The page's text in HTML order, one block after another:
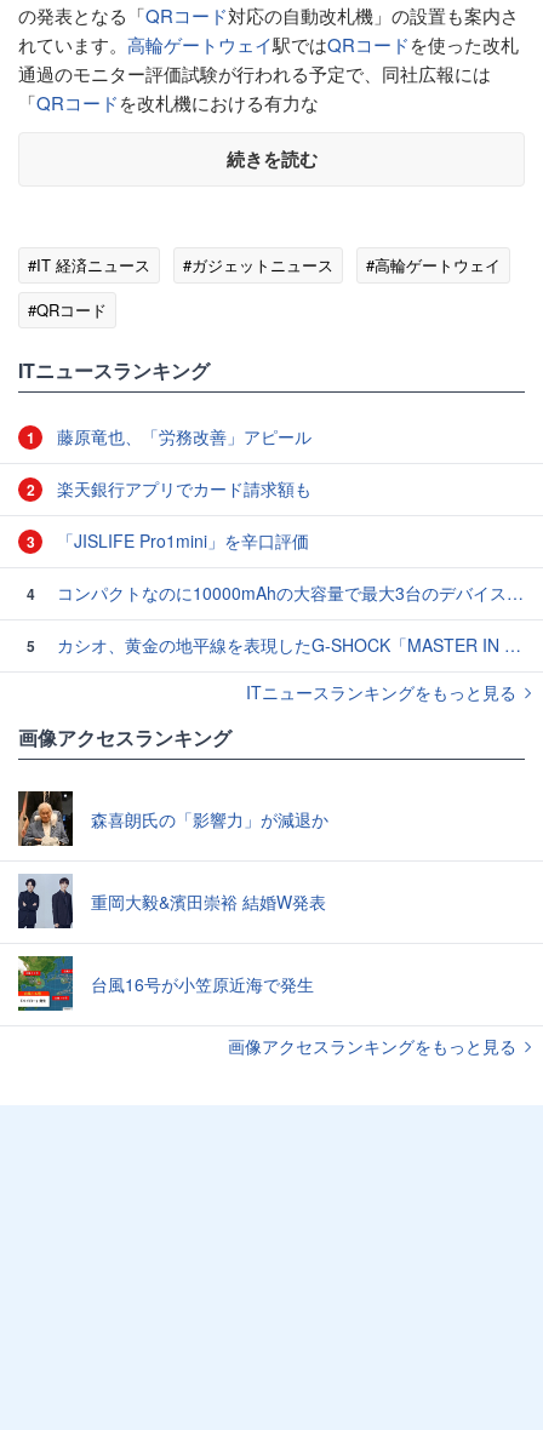
の発表となる「QRコード対応の自動改札機」の設置も案内さ
れています。 高輪ゲートウェイ駅ではQRコードを使った改札
通過のモニター評価試験が行われる予定で、同社広報には
「QRコードを改札機における有力な
続きを読む
#IT 経済ニュース #ガジェットニュース
#高輪ゲートウェイ
#QRコード
ITニュースランキング
1 藤原竜也、「労務改善」アピール
2 楽天銀行アプリでカード請求額も
3 「JISLIFE Pro1mini」を辛口評価
4 コンパクトなのに10000mAhの大容量で最大3台のデバイスを同時充電できる半固体モバイルバッテリー「SMARTCOBY Pro SLIM SS」レビュー
5
カシオ、黄金の地平線を表現したG-SHOCK「MASTER IN HORIZON GOLD」3モデル
ITニュースランキングをもっと見る
画像アクセスランキング
森喜朗氏の「影響力」が減退か
重岡大毅&濱田崇裕 結婚W発表
台風16号が小笠原近海で発生
画像アクセスランキングをもっと見る